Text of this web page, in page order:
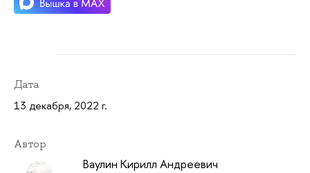
Дата
13 декабря, 2022 г.
Автор
Ваулин Кирилл Андреевич